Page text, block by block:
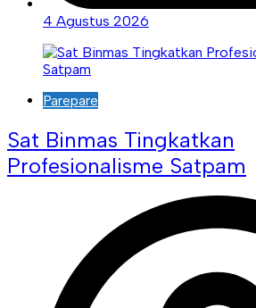
4 Agustus 2026
Parepare
Sat Binmas Tingkatkan
Profesionalisme Satpam